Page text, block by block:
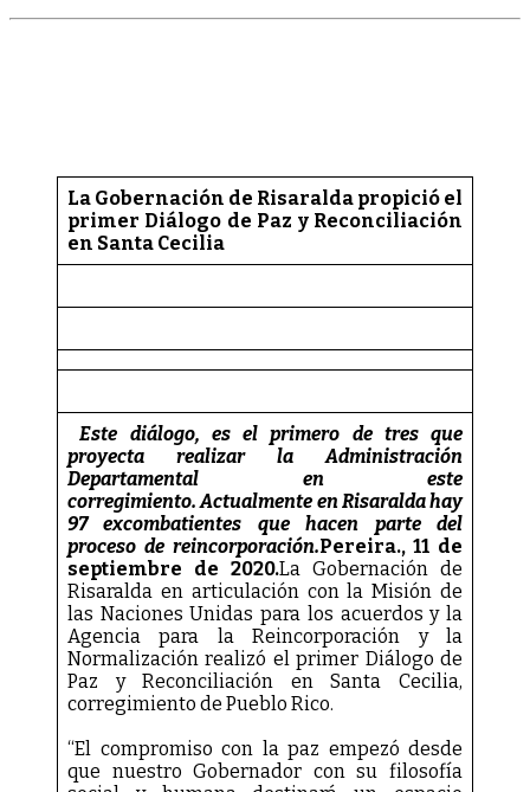
La Gobernación de Risaralda propició el
primer Diálogo de Paz y Reconciliación
en Santa Cecilia
Este diálogo, es el primero de tres que
proyecta realizar la Administración
Departamental en este
corregimiento.Actualmente en Risaralda hay
97 excombatientes que hacen parte del
proceso de reincorporación.Pereira., 11 de
septiembre de 2020.La Gobernación de
Risaralda en articulación con la Misión de
las Naciones Unidas para los acuerdos y la
Agencia para la Reincorporación y la
Normalización realizó el primer Diálogo de
Paz y Reconciliación en Santa Cecilia,
corregimiento de Pueblo Rico.
“El compromiso con la paz empezó desde
que nuestro Gobernador con su filosofía